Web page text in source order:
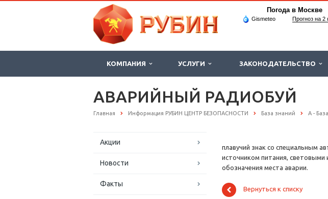
Погода в Москве
Gismeteo Прогноз на 2
КОМПАНИЯ УСЛУГИ ЗАКОНОДАТЕЛЬСТВО
АВАРИЙНЫЙ РАДИОБУЙ
Главная Информация РУБИН ЦЕНТР БЕЗОПАСНОСТИ База знаний А -
Акции
Новости
Факты
плавучий знак со специальным
источником питания, световыми
обозначения места аварии.
Вернуться к списку